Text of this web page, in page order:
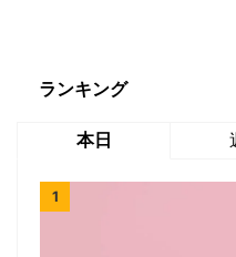
ランキング
本日